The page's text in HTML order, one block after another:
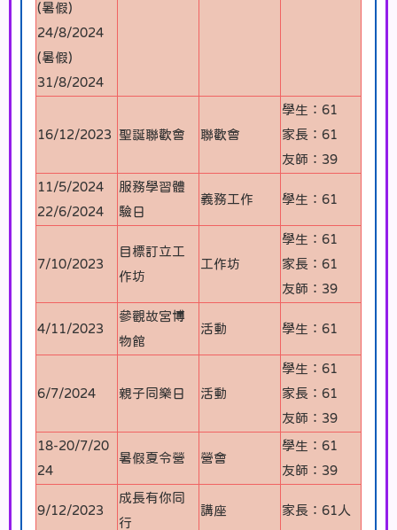
(暑假)
24/8/2024
(暑假)
31/8/2024
16/12/2023 聖誕聯歡會 聯歡會
學生：61
家長：61
友師：39
11/5/2024
22/6/2024
服務學習體
驗日
義務工作 學生：61
7/10/2023
目標訂立工
作坊
工作坊
學生：61
家長：61
友師：39
4/11/2023
參觀故宮博
物館
活動 學生：61
6/7/2024 親子同樂日 活動
學生：61
家長：61
友師：39
18-20/7/20
24
暑假夏令營 營會
學生：61
友師：39
9/12/2023
成長有你同
行
講座 家長：61人